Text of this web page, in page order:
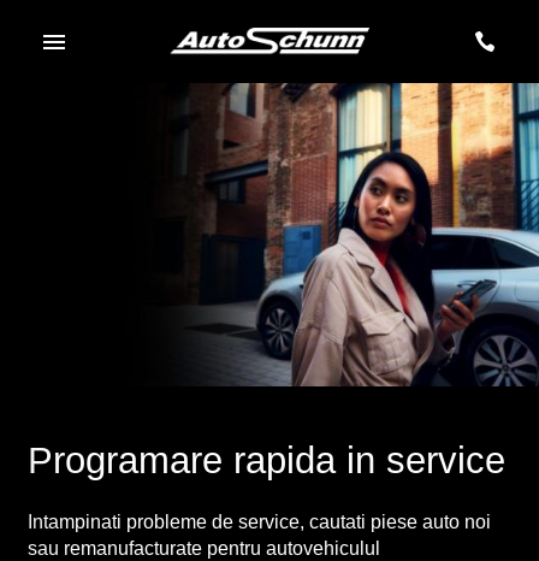
Programare rapida in service
Intampinati probleme de service, cautati piese auto noi
sau remanufacturate pentru autovehiculul